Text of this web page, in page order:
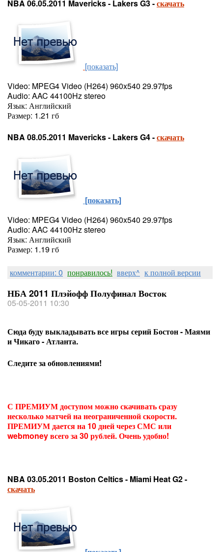
NBA 06.05.2011 Mavericks - Lakers G3 -скачать
[показать]
Video: MPEG4 Video (H264) 960x540 29.97fps
Audio: AAC 44100Hz stereo
Язык: Английский
Размер: 1.21 гб
NBA 08.05.2011 Mavericks - Lakers G4 -скачать
[показать]
Video: MPEG4 Video (H264) 960x540 29.97fps
Audio: AAC 44100Hz stereo
Язык: Английский
Размер: 1.19 гб
комментарии: 0 понравилось! вверх^ к полной версии
НБА 2011 Плэйофф Полуфинал Восток
05-05-2011 10:30
Сюда буду выкладывать все игры серий Бостон - Маями
и Чикаго - Атланта.
Следите за обновлениями!
С ПРЕМИУМ доступом можно скачивать сразу
несколько матчей на неограниченной скорости.
ПРЕМИУМ дается на 10 дней через СМС или
webmoney всего за 30 рублей. Очень удобно!
NBA 03.05.2011 Boston Celtics - Miami Heat G2 -
скачать